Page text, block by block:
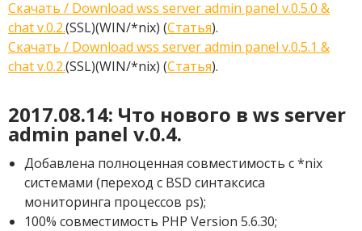
Скачать / Download wss server admin panel v.0.5.0 &
chat v.0.2.(SSL)(WIN/*nix) (Статья).
Скачать / Download wss server admin panel v.0.5.1 &
chat v.0.2.(SSL)(WIN/*nix) (Статья).
2017.08.14: Что нового в ws server
admin panel v.0.4.
Добавлена полноценная совместимость с *nix
системами (переход с BSD синтаксиса
мониторинга процессов ps);
100% совместимость PHP Version 5.6.30;